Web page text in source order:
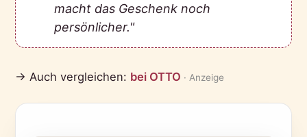
macht das Geschenk noch
persönlicher."
→ Auch vergleichen: bei OTTO · Anzeige